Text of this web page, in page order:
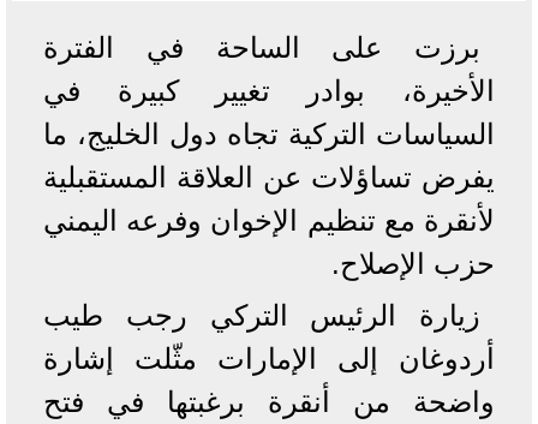
برزت على الساحة في الفترة
الأخيرة، بوادر تغيير كبيرة في
السياسات التركية تجاه دول الخليج، ما
يفرض تساؤلات عن العلاقة المستقبلية
لأنقرة مع تنظيم الإخوان وفرعه اليمني
حزب الإصلاح.
زيارة الرئيس التركي رجب طيب
أردوغان إلى الإمارات مثّلت إشارة
واضحة من أنقرة برغبتها في فتح